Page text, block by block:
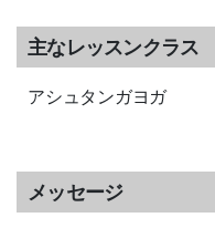
主なレッスンクラス
アシュタンガヨガ
メッセージ